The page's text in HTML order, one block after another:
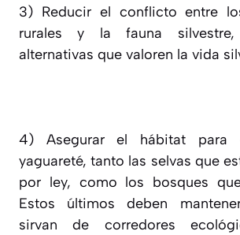
3) Reducir el conflicto entre
rurales y la fauna silvestre,
alternativas que valoren la vida
4) Asegurar el hábitat para
yaguareté, tanto las selvas que
por ley, como los bosques
Estos últimos deben
sirvan de corredores